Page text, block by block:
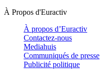
À Propos d'Euractiv
À propos d’Euractiv
Contactez-nous
Mediahuis
Communiqués de presse
Publicité politique